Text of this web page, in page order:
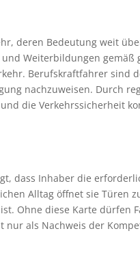
deren Bedeutung weit
Weiterbildungen gemäß
Berufskraftfahrer sind
nachzuweisen. Durch
die Verkehrssicherheit
dass Inhaber die
Alltag öffnet sie Türen
Ohne diese Karte dürfen
als Nachweis der